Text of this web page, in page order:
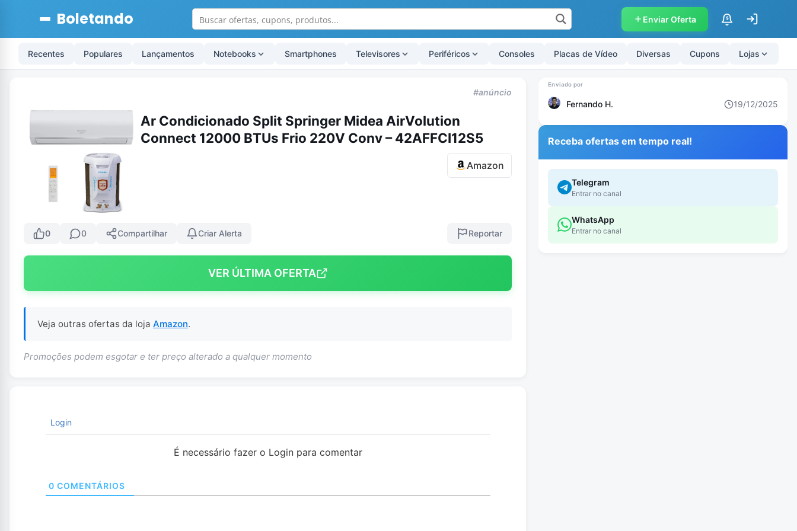
Boletando Enviar Oferta $
Recentes Populares Lançamentos Notebooks Smartphones Televisores Periféricos Consoles Placas de Vídeo Diversas Cupons Lojas
#anúncio
Ar Condicionado Split Springer Midea AirVolution
Connect 12000 BTUs Frio 220V Conv – 42AFFCI12S5
Amazon
0 0 Compartilhar Criar Alerta Reportar
VER ÚLTIMA OFERTA
Veja outras ofertas da loja Amazon.
Promoções podem esgotar e ter preço alterado a qualquer momento
Login
É necessário fazer o Login para comentar
0 COMENTÁRIOS
Fernando H. 19/12/2025
Receba ofertas em tempo real!
Telegram
Entrar no canal
WhatsApp
Entrar no canal